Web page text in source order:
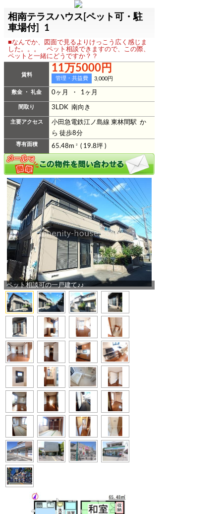
相南テラスハウス[ペット可・駐
車場付] 1
■なんでか、図面で見るよりけっこう広く感じま
した。。。 ペット相談できますので、この際、
ペットと一緒にどうですか？？
賃料
11万5000円
管理・共益費 3,000円
敷金 ・ 礼金 0ヶ月 ・ 1ヶ月
間取り 3LDK 南向き
主要アクセス
小田急電鉄江ノ島線 東林間駅 か
ら 徒歩8分
専有面積 65.48m2 ( 19.8坪 )
ペット相談可の一戸建て♪♪